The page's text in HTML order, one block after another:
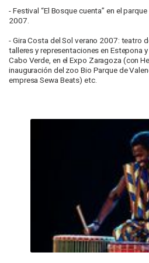
- Festival “El Bosque cuenta” en el
2007.
- Gira Costa del Sol verano 2007: teatro
talleres y representaciones en Estepona
Cabo Verde, en el Expo Zaragoza (con
inauguración del zoo Bio Parque de
empresa Sewa Beats) etc.